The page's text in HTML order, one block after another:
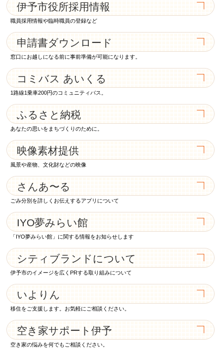
伊予市役所採用情報
職員採用情報や臨時職員の登録など
申請書ダウンロード
窓口にお越しになる前に事前準備が可能になります。
コミバス あいくる
1路線1乗車200円のコミュニティバス。
ふるさと納税
あなたの思いをまちづくりのために。
映像素材提供
風景や産物、文化財などの映像
さんあ〜る
ごみ分別を詳しくお伝えするアプリについて
IYO夢みらい館
「IYO夢みらい館」に関する情報をお知らせします
シティブランドについて
伊予市のイメージを広くPRする取り組みについて
いよりん
移住をご支援します。お気軽にご相談ください。
空き家サポート伊予
空き家の悩みを何でもご相談ください。